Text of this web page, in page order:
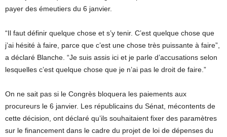
payer des émeutiers du 6 janvier.
“Il faut définir quelque chose et s’y tenir. C’est quelque chose que
j’ai hésité à faire, parce que c’est une chose très puissante à faire”,
a déclaré Blanche. “Je suis assis ici et je parle d’accusations selon
lesquelles c’est quelque chose que je n’ai pas le droit de faire.”
On ne sait pas si le Congrès bloquera les paiements aux
procureurs le 6 janvier. Les républicains du Sénat, mécontents de
cette décision, ont déclaré qu’ils souhaitaient fixer des paramètres
sur le financement dans le cadre du projet de loi de dépenses du